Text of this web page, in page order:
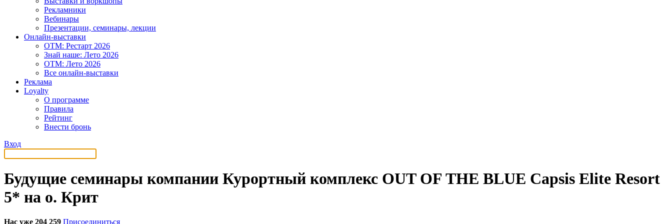
Рекламники
Вебинары
Презентации, семинары, лекции
Онлайн-выставки
OTM: Рестарт 2026
Знай наше: Лето 2026
OTM: Лето 2026
Все онлайн-выставки
Реклама
Loyalty
О программе
Правила
Рейтинг
Внести бронь
Вход
Будущие семинары компании Курортный комплекс OUT OF THE BLUE Capsis Elite Resort
5* на о. Крит
Нас уже 204 259 Присоединиться